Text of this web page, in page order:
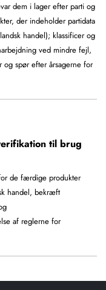
dem i lager efter parti og
der indeholder partidata
handel); klassificer og
ved mindre fejl,
og spør efter årsagerne for
til brug
de færdige produkter
handel, bekræft
af reglerne for